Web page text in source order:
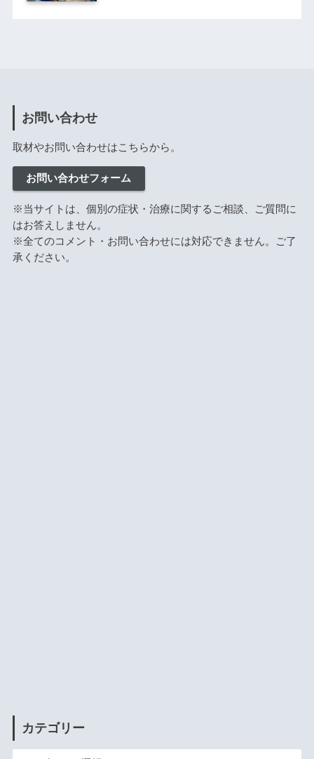
お問い合わせ
取材やお問い合わせはこちらから。
お問い合わせフォーム
※当サイトは、個別の症状・治療に関するご相談、ご質問に
はお答えしません。
※全てのコメント・お問い合わせには対応できません。ご了
承ください。
カテゴリー